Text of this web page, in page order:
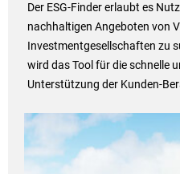
Der ESG-Finder erlaubt es
nachhaltigen Angeboten von
Investmentgesellschaften zu
wird das Tool für die schnelle
Unterstützung der Kunden-